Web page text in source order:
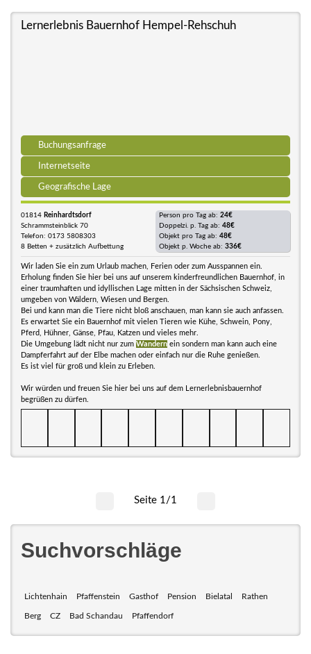
Lernerlebnis Bauernhof Hempel-Rehschuh
Buchungsanfrage
Internetseite
Geografische Lage
01814 Reinhardtsdorf
Schrammsteinblick 70
Telefon: 0173 5808303
8 Betten + zusätzlich Aufbettung
Person pro Tag ab: 24€
Doppelzi. p. Tag ab: 48€
Objekt pro Tag ab: 48€
Objekt p. Woche ab: 336€
Wir laden Sie ein zum Urlaub machen, Ferien oder zum Ausspannen ein.
Erholung finden Sie hier bei uns auf unserem kinderfreundlichen Bauernhof, in
einer traumhaften und idyllischen Lage mitten in der Sächsischen Schweiz,
umgeben von Wäldern, Wiesen und Bergen.
Bei und kann man die Tiere nicht bloß anschauen, man kann sie auch anfassen.
Es erwartet Sie ein Bauernhof mit vielen Tieren wie Kühe, Schwein, Pony,
Pferd, Hühner, Gänse, Pfau, Katzen und vieles mehr.
Die Umgebung lädt nicht nur zum Wandern ein sondern man kann auch eine
Dampferfahrt auf der Elbe machen oder einfach nur die Ruhe genießen.
Es ist viel für groß und klein zu Erleben.
Wir würden und freuen Sie hier bei uns auf dem Lernerlebnisbauernhof
begrüßen zu dürfen.
Seite 1/1
Suchvorschläge
Lichtenhain Pfaffenstein Gasthof Pension Bielatal Rathen
Berg CZ Bad Schandau Pfaffendorf